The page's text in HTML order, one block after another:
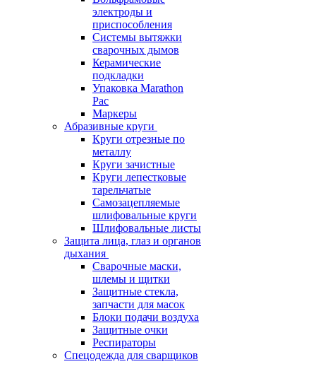
электроды и
приспособления
Системы вытяжки
сварочных дымов
Керамические
подкладки
Упаковка Marathon
Pac
Маркеры
Абразивные круги
Круги отрезные по
металлу
Круги зачистные
Круги лепестковые
тарельчатые
Самозацепляемые
шлифовальные круги
Шлифовальные листы
Защита лица, глаз и органов
дыхания
Сварочные маски,
шлемы и щитки
Защитные стекла,
запчасти для масок
Блоки подачи воздуха
Защитные очки
Респираторы
Спецодежда для сварщиков